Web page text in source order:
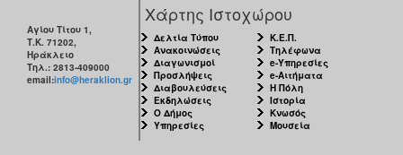
Αγίου Τίτου 1,
Τ.Κ. 71202,
Ηράκλειο
Τηλ.: 2813-409000
email:info@heraklion.gr
Χάρτης Ιστοχώρου
Δελτία Τύπου
Ανακοινώσεις
Διαγωνισμοί
Προσλήψεις
Διαβουλεύσεις
Εκδηλώσεις
Ο Δήμος
Υπηρεσίες
Κ.Ε.Π.
Τηλέφωνα
e-Υπηρεσίες
e-Αιτήματα
Η Πόλη
Ιστορία
Κνωσός
Μουσεία